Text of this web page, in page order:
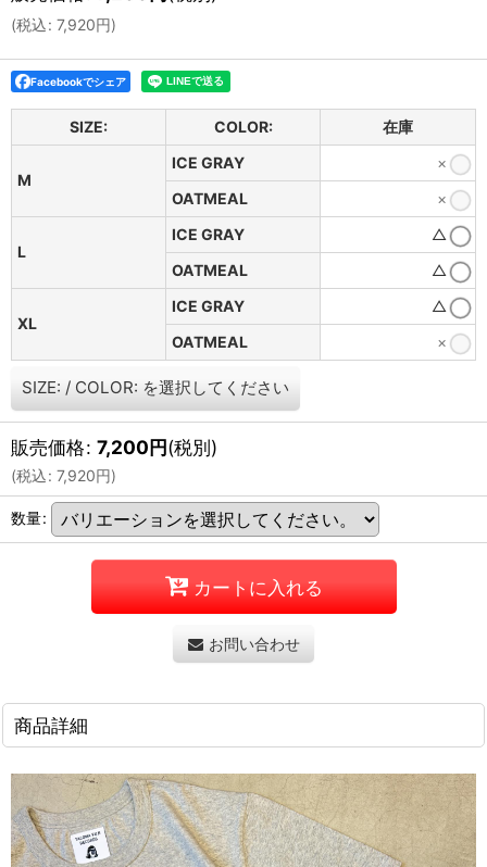
(税込: 7,920円)
Facebookでシェア
SIZE: COLOR: 在庫
M
ICE GRAY
×
OATMEAL
×
L
ICE GRAY
△
OATMEAL
△
XL
ICE GRAY
△
OATMEAL
×
SIZE: / COLOR: を選択してください
販売価格: 7,200円(税別)
(税込: 7,920円)
数量:
カートに入れる
お問い合わせ
商品詳細